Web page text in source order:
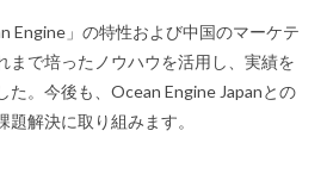
Engine」の特性および中国のマーケテ
まで培ったノウハウを活用し、実績を
た。今後も、Ocean Engine Japanとの
解決に取り組みます。